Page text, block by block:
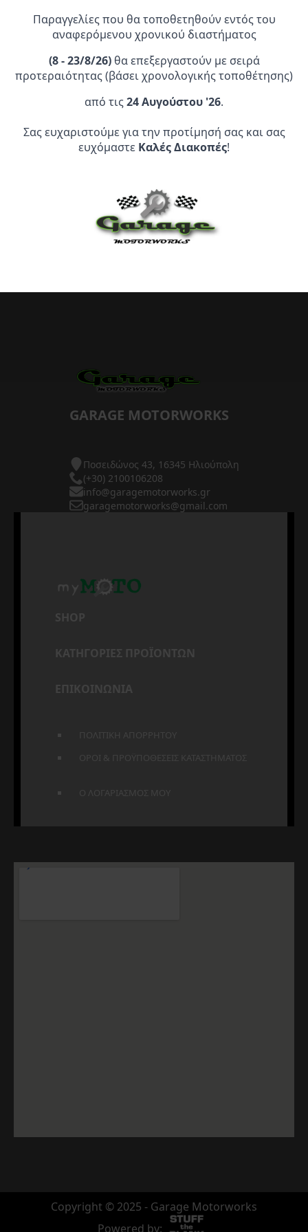
Επίσημος Αντιπρόσωπος:
Service Point:
CLEARANCE | ΑΝΑΚΑΛΥΨΤΕ
ΠΡΟΪΟΝΤΑ
GARAGE MOTORWORKS
Ποσειδώνος 43, 16345 Ηλιούπολη
(+30) 2100106208
info@garagemotorworks.gr
garagemotorworks@gmail.com
SHOP
ΚΑΤΗΓΟΡΙΕΣ ΠΡΟΪΟΝΤΩΝ
ΕΠΙΚΟΙΝΩΝΙΑ
ΠΟΛΙΤΙΚΗ ΑΠΟΡΡΗΤΟΥ
ΟΡΟΙ & ΠΡΟΫΠΟΘΕΣΕΙΣ ΚΑΤΑΣΤΗΜΑΤΟΣ
Ο ΛΟΓΑΡΙΑΣΜΟΣ ΜΟΥ
Copyright © 2025 - Garage Motorworks
Powered by:
Παραγγελίες που θα τοποθετηθούν εντός του
αναφερόμενου χρονικού διαστήματος
(8 - 23/8/26)θα επεξεργαστούν με σειρά
προτεραιότητας (βάσει χρονολογικής τοποθέτησης)
από τις24 Αυγούστου '26.
Σας ευχαριστούμε για την προτίμησή σας και σας
ευχόμαστε Καλές Διακοπές!